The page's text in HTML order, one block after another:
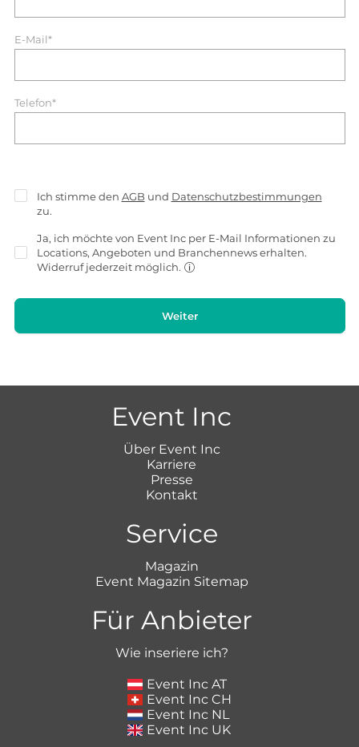
E-Mail*
Telefon*
Ich stimme den AGB und Datenschutzbestimmungen
zu.
Ja, ich möchte von Event Inc per E-Mail Informationen zu
Locations, Angeboten und Branchennews erhalten.
Widerruf jederzeit möglich.
Weiter
Event Inc
Über Event Inc
Karriere
Presse
Kontakt
Service
Magazin
Event Magazin Sitemap
Für Anbieter
Wie inseriere ich?
Event Inc AT
Event Inc CH
Event Inc NL
Event Inc UK